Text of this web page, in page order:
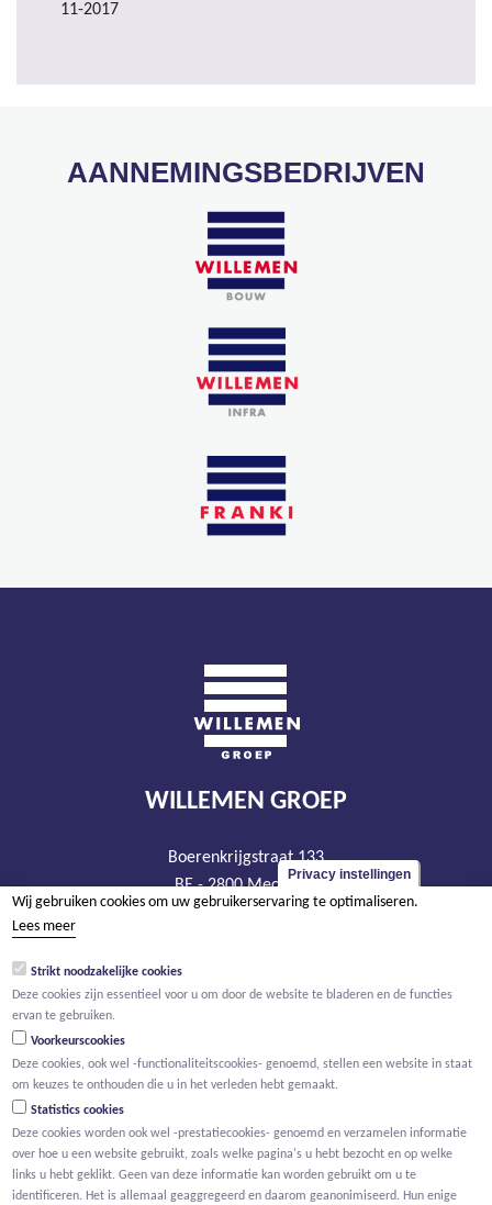
11-2017
AANNEMINGSBEDRIJVEN
WILLEMEN GROEP
Boerenkrijgstraat 133
BE - 2800 Mechelen
tel +32 15 569 965
BTW BE 0466.256.432
Privacy instellingen
Wij gebruiken cookies om uw gebruikerservaring te optimaliseren.
Lees meer
Strikt noodzakelijke cookies
Deze cookies zijn essentieel voor u om door de website te bladeren en de functies
ervan te gebruiken.
Voorkeurscookies
Deze cookies, ook wel -functionaliteitscookies- genoemd, stellen een website in staat
om keuzes te onthouden die u in het verleden hebt gemaakt.
Statistics cookies
Deze cookies worden ook wel -prestatiecookies- genoemd en verzamelen informatie
over hoe u een website gebruikt, zoals welke pagina's u hebt bezocht en op welke
links u hebt geklikt. Geen van deze informatie kan worden gebruikt om u te
identificeren. Het is allemaal geaggregeerd en daarom geanonimiseerd. Hun enige